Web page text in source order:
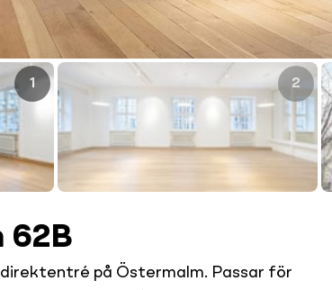
1 2
direktentré på Östermalm. Passar för